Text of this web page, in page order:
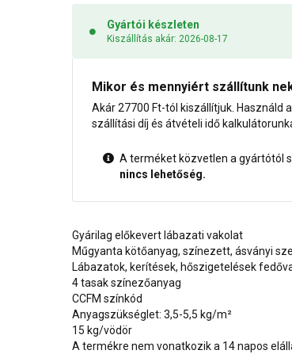
Gyártói készleten
Kiszállítás akár: 2026-08-17
Mikor és mennyiért szállítunk
Akár 27700 Ft-tól kiszállítjuk. Használd a
szállítási díj és átvételi idő
A terméket közvetlen a gyártótól
nincs lehetőség.
Gyárilag előkevert lábazati vakolat
Műgyanta kötőanyag, színezett, ásványi
Lábazatok, kerítések, hőszigetelések
4 tasak színezőanyag
CCFM színkód
Anyagszükséglet: 3,5-5,5 kg/m²
15 kg/vödör
A termékre nem vonatkozik a 14 napos